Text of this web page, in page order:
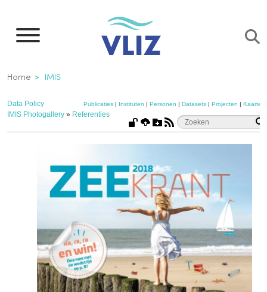
naar
inhoud
gaan
Kruimelpad
Home IMIS
Data Policy Publicaties | Instituten | Personen | Datasets | Projecten | Kaarten
IMIS Photogallery » Referenties